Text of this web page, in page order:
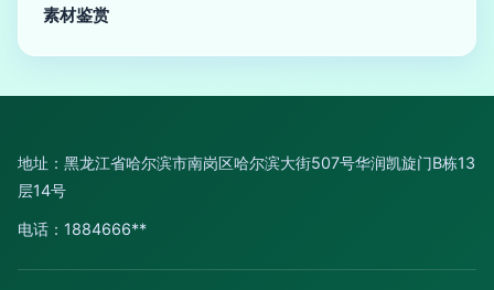
素材鉴赏
地址：黑龙江省哈尔滨市南岗区哈尔滨大街507号华润凯旋门B栋13
层14号
电话：1884666**